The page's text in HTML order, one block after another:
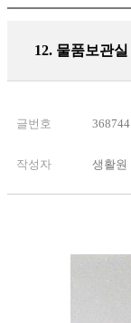
12. 물품보관실
글번호 368744
작성자 생활원